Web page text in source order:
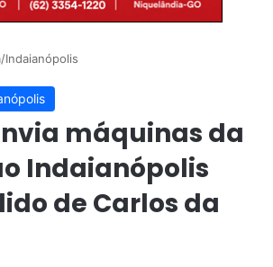
Indaianópolis
máquinas da
Indaianópolis
de Carlos da